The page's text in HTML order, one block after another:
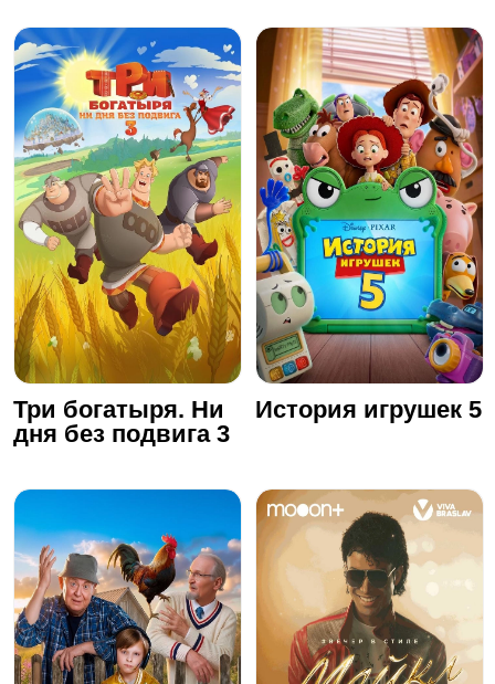
Три богатыря. Ни
дня без подвига 3
История игрушек 5